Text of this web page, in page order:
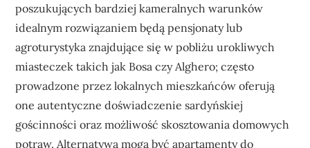
poszukujących bardziej kameralnych warunków
idealnym rozwiązaniem będą pensjonaty lub
agroturystyka znajdujące się w pobliżu urokliwych
miasteczek takich jak Bosa czy Alghero; często
prowadzone przez lokalnych mieszkańców oferują
one autentyczne doświadczenie sardyńskiej
gościnności oraz możliwość skosztowania domowych
potraw. Alternatywą mogą być apartamenty do